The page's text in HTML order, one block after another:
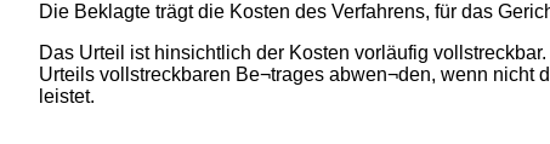
Die Beklagte trägt die Kosten des Verfahrens, für das
Das Urteil ist hinsichtlich der Kosten vorläufig
Urteils vollstreckbaren Be¬trages abwen¬den, wenn nicht
leistet.